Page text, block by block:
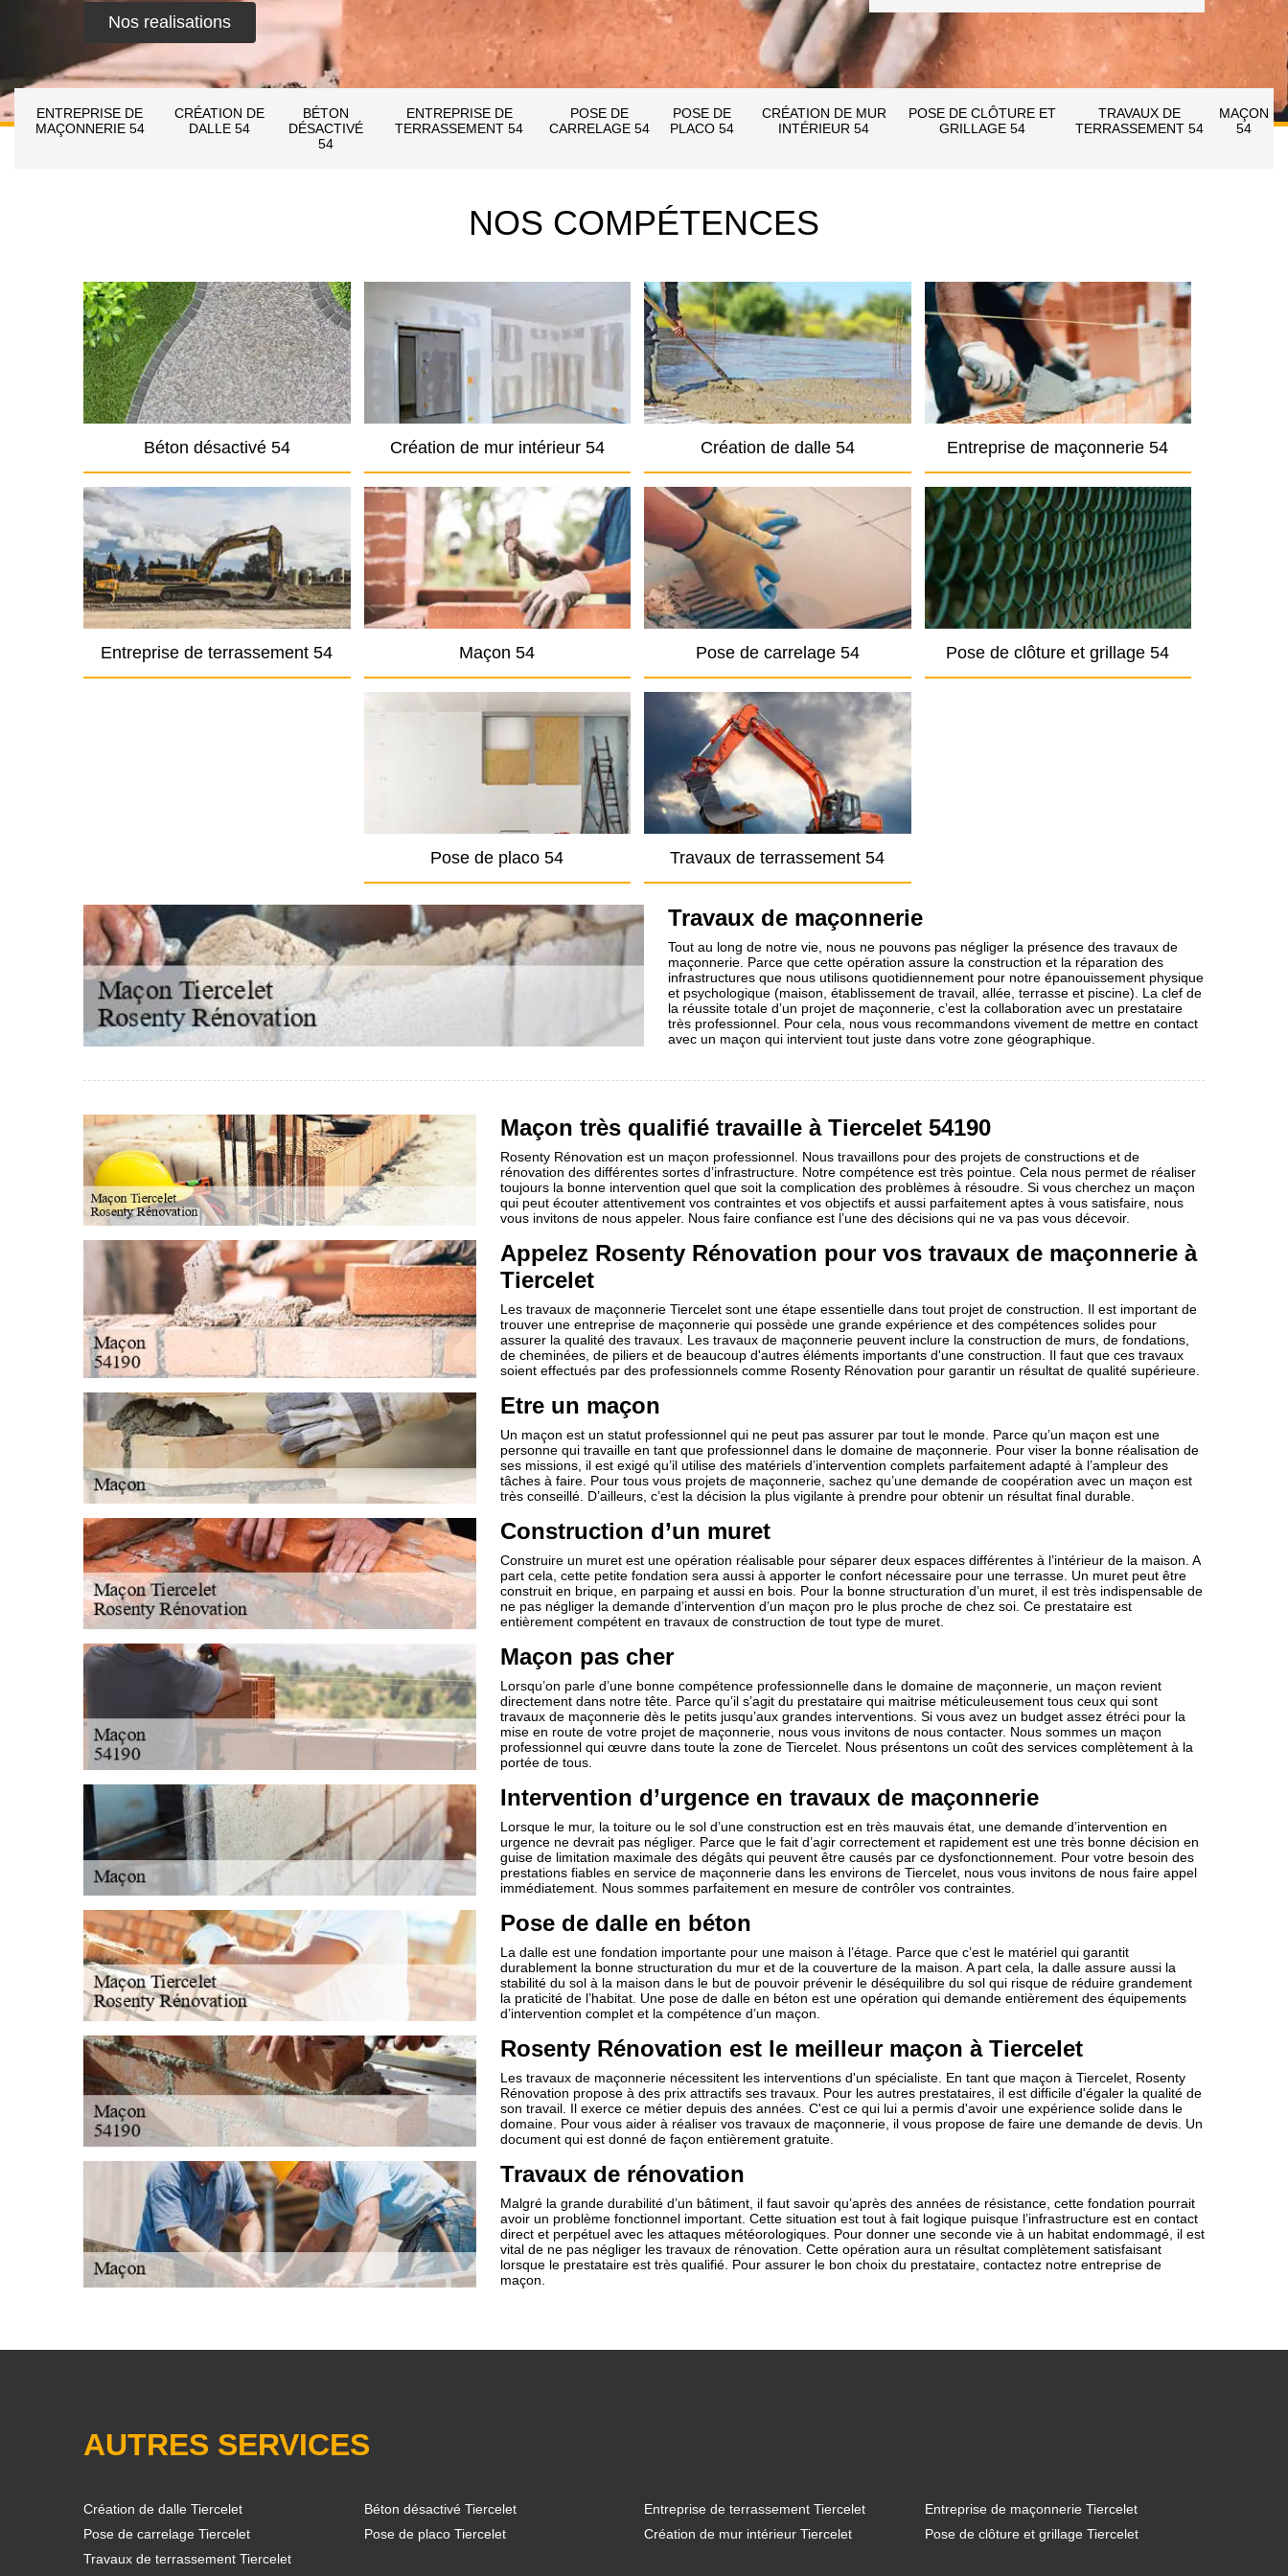
Nos realisations
ENTREPRISE DE
MAÇONNERIE 54
CRÉATION DE
DALLE 54
BÉTON
DÉSACTIVÉ
54
ENTREPRISE DE
TERRASSEMENT 54
POSE DE
CARRELAGE 54
POSE DE
PLACO 54
CRÉATION DE MUR
INTÉRIEUR 54
POSE DE CLÔTURE ET
GRILLAGE 54
TRAVAUX DE
TERRASSEMENT 54
MAÇON
54
NOS COMPÉTENCES
Béton désactivé 54 Création de mur intérieur 54 Création de dalle 54 Entreprise de maçonnerie 54
Entreprise de terrassement 54 Maçon 54 Pose de carrelage 54 Pose de clôture et grillage 54
Pose de placo 54 Travaux de terrassement 54
Travaux de maçonnerie
Tout au long de notre vie, nous ne pouvons pas négliger la présence des travaux de
maçonnerie. Parce que cette opération assure la construction et la réparation des
infrastructures que nous utilisons quotidiennement pour notre épanouissement physique
et psychologique (maison, établissement de travail, allée, terrasse et piscine). La clef de
la réussite totale d’un projet de maçonnerie, c’est la collaboration avec un prestataire
très professionnel. Pour cela, nous vous recommandons vivement de mettre en contact
avec un maçon qui intervient tout juste dans votre zone géographique.
Maçon très qualifié travaille à Tiercelet 54190
Rosenty Rénovation est un maçon professionnel. Nous travaillons pour des projets de constructions et de
rénovation des différentes sortes d’infrastructure. Notre compétence est très pointue. Cela nous permet de réaliser
toujours la bonne intervention quel que soit la complication des problèmes à résoudre. Si vous cherchez un maçon
qui peut écouter attentivement vos contraintes et vos objectifs et aussi parfaitement aptes à vous satisfaire, nous
vous invitons de nous appeler. Nous faire confiance est l’une des décisions qui ne va pas vous décevoir.
Appelez Rosenty Rénovation pour vos travaux de maçonnerie à
Tiercelet
Les travaux de maçonnerie Tiercelet sont une étape essentielle dans tout projet de construction. Il est important de
trouver une entreprise de maçonnerie qui possède une grande expérience et des compétences solides pour
assurer la qualité des travaux. Les travaux de maçonnerie peuvent inclure la construction de murs, de fondations,
de cheminées, de piliers et de beaucoup d'autres éléments importants d'une construction. Il faut que ces travaux
soient effectués par des professionnels comme Rosenty Rénovation pour garantir un résultat de qualité supérieure.
Etre un maçon
Un maçon est un statut professionnel qui ne peut pas assurer par tout le monde. Parce qu’un maçon est une
personne qui travaille en tant que professionnel dans le domaine de maçonnerie. Pour viser la bonne réalisation de
ses missions, il est exigé qu’il utilise des matériels d’intervention complets parfaitement adapté à l’ampleur des
tâches à faire. Pour tous vous projets de maçonnerie, sachez qu’une demande de coopération avec un maçon est
très conseillé. D’ailleurs, c’est la décision la plus vigilante à prendre pour obtenir un résultat final durable.
Construction d’un muret
Construire un muret est une opération réalisable pour séparer deux espaces différentes à l’intérieur de la maison. A
part cela, cette petite fondation sera aussi à apporter le confort nécessaire pour une terrasse. Un muret peut être
construit en brique, en parpaing et aussi en bois. Pour la bonne structuration d’un muret, il est très indispensable de
ne pas négliger la demande d’intervention d’un maçon pro le plus proche de chez soi. Ce prestataire est
entièrement compétent en travaux de construction de tout type de muret.
Maçon pas cher
Lorsqu’on parle d’une bonne compétence professionnelle dans le domaine de maçonnerie, un maçon revient
directement dans notre tête. Parce qu’il s’agit du prestataire qui maitrise méticuleusement tous ceux qui sont
travaux de maçonnerie dès le petits jusqu’aux grandes interventions. Si vous avez un budget assez étréci pour la
mise en route de votre projet de maçonnerie, nous vous invitons de nous contacter. Nous sommes un maçon
professionnel qui œuvre dans toute la zone de Tiercelet. Nous présentons un coût des services complètement à la
portée de tous.
Intervention d’urgence en travaux de maçonnerie
Lorsque le mur, la toiture ou le sol d’une construction est en très mauvais état, une demande d’intervention en
urgence ne devrait pas négliger. Parce que le fait d’agir correctement et rapidement est une très bonne décision en
guise de limitation maximale des dégâts qui peuvent être causés par ce dysfonctionnement. Pour votre besoin des
prestations fiables en service de maçonnerie dans les environs de Tiercelet, nous vous invitons de nous faire appel
immédiatement. Nous sommes parfaitement en mesure de contrôler vos contraintes.
Pose de dalle en béton
La dalle est une fondation importante pour une maison à l’étage. Parce que c’est le matériel qui garantit
durablement la bonne structuration du mur et de la couverture de la maison. A part cela, la dalle assure aussi la
stabilité du sol à la maison dans le but de pouvoir prévenir le déséquilibre du sol qui risque de réduire grandement
la praticité de l’habitat. Une pose de dalle en béton est une opération qui demande entièrement des équipements
d’intervention complet et la compétence d’un maçon.
Rosenty Rénovation est le meilleur maçon à Tiercelet
Les travaux de maçonnerie nécessitent les interventions d'un spécialiste. En tant que maçon à Tiercelet, Rosenty
Rénovation propose à des prix attractifs ses travaux. Pour les autres prestataires, il est difficile d'égaler la qualité de
son travail. Il exerce ce métier depuis des années. C'est ce qui lui a permis d'avoir une expérience solide dans le
domaine. Pour vous aider à réaliser vos travaux de maçonnerie, il vous propose de faire une demande de devis. Un
document qui est donné de façon entièrement gratuite.
Travaux de rénovation
Malgré la grande durabilité d’un bâtiment, il faut savoir qu’après des années de résistance, cette fondation pourrait
avoir un problème fonctionnel important. Cette situation est tout à fait logique puisque l’infrastructure est en contact
direct et perpétuel avec les attaques météorologiques. Pour donner une seconde vie à un habitat endommagé, il est
vital de ne pas négliger les travaux de rénovation. Cette opération aura un résultat complètement satisfaisant
lorsque le prestataire est très qualifié. Pour assurer le bon choix du prestataire, contactez notre entreprise de
maçon.
AUTRES SERVICES
Création de dalle Tiercelet Béton désactivé Tiercelet Entreprise de terrassement Tiercelet
Entreprise de maçonnerie Tiercelet
Pose de carrelage Tiercelet
Pose de placo Tiercelet Création de mur intérieur Tiercelet
Pose de clôture et grillage Tiercelet
Travaux de terrassement Tiercelet